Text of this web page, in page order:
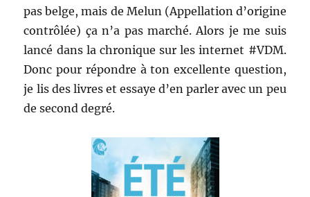
pas belge, mais de Melun (Appellation d’origine
contrôlée) ça n’a pas marché. Alors je me suis
lancé dans la chronique sur les internet #VDM.
Donc pour répondre à ton excellente question,
je lis des livres et essaye d’en parler avec un peu
de second degré.